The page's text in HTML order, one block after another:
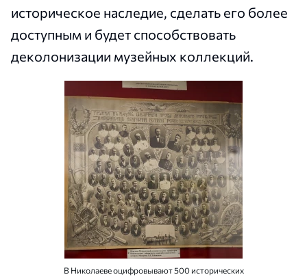
историческое наследие, сделать его более
доступным и будет способствовать
деколонизации музейных коллекций.
В Николаеве оцифровывают 500 исторических